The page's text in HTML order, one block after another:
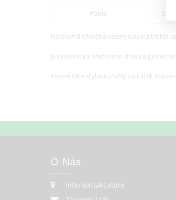
Popis
Nádherná dřevěná uzamykatelná truhla
Je vyrobena z březového dřeva a
Kromě této stylové truhly na klíček
O Nás
Interkontakt.store